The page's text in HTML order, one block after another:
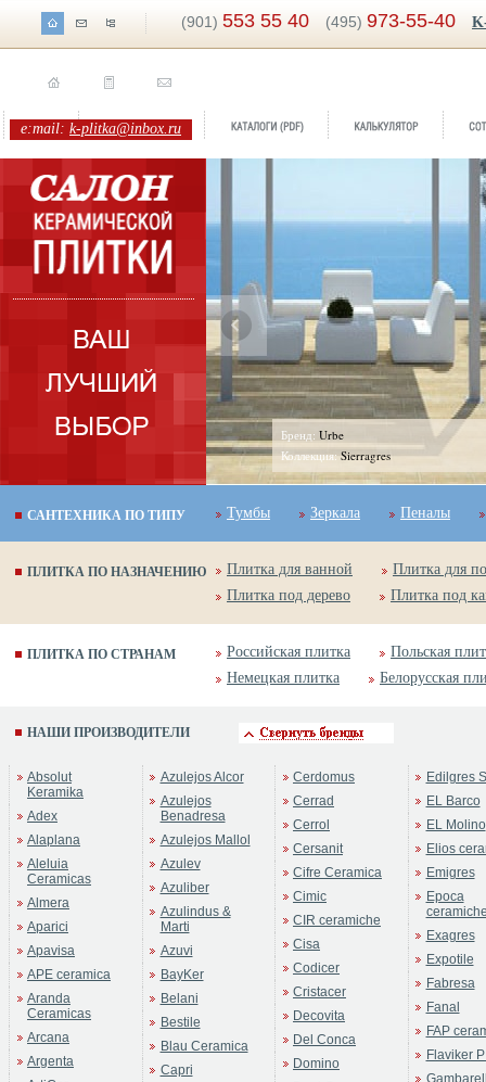
(901) 553 55 40 (495) 973-55-40
e:mail: k-plitka@inbox.ru
Urbe
Бренд:
Коллекция:
САНТЕХНИКА ПО ТИПУ Тумбы Зеркала Пеналы
ПЛИТКА ПО НАЗНАЧЕНИЮ Плитка для ванной
Плитка для
Плитка под дерево
Плитка под
ПЛИТКА ПО СТРАНАМ Российская плитка
Польская
Немецкая плитка
Белорусская
НАШИ ПРОИЗВОДИТЕЛИ
Absolut
Keramika
Adex
Alaplana
Aleluia
Ceramicas
Almera
Aparici
Apavisa
APE ceramica
Aranda
Ceramicas
Arcana
Argenta
Azulejos Alcor
Azulejos
Benadresa
Azulejos Mallol
Azulev
Azuliber
Azulindus &
Marti
Azuvi
BayKer
Belani
Bestile
Blau Ceramica
Capri
Cerdomus
Cerrad
Cerrol
Cersanit
Cifre Ceramica
Cimic
CIR ceramiche
Cisa
Codicer
Cristacer
Decovita
Del Conca
Domino
Edilgres
EL Barco
EL Molino
Elios
Emigres
Epoca
Exagres
Expotile
Fabresa
Fanal
FAP
Flaviker